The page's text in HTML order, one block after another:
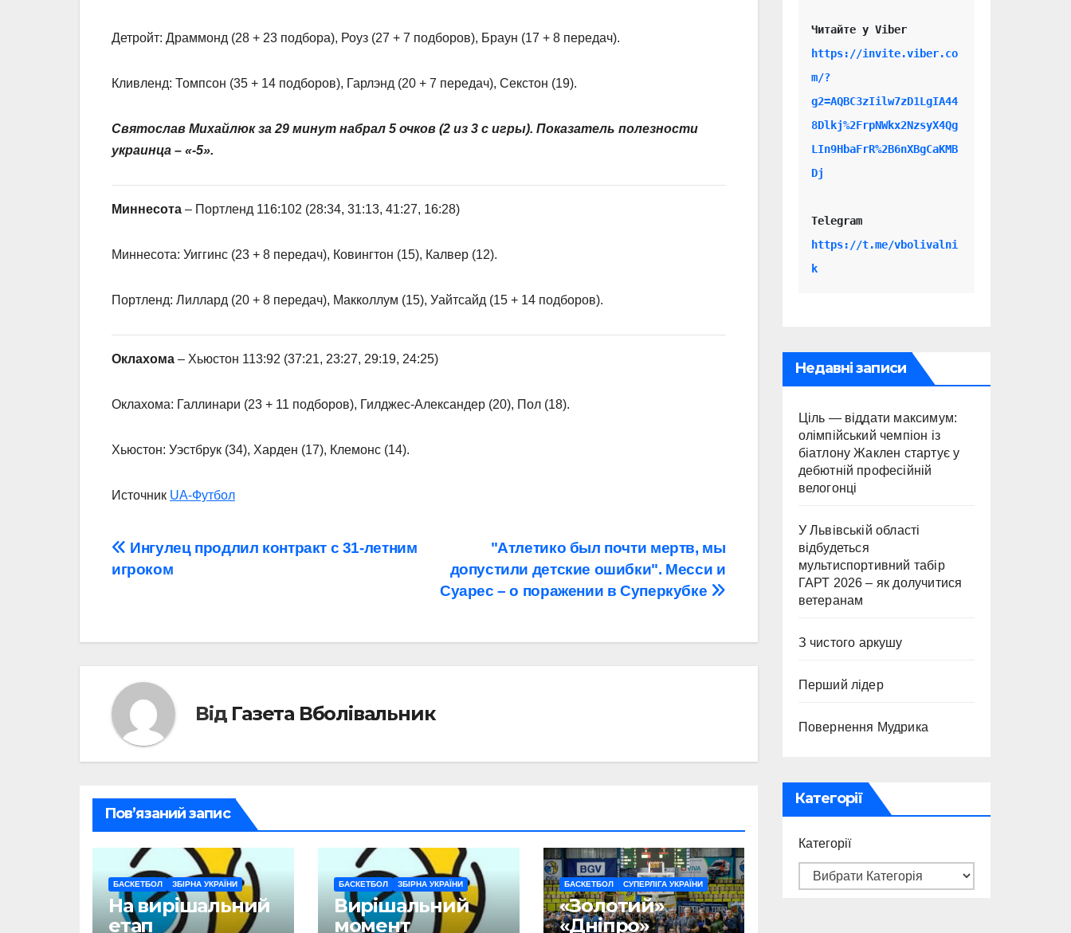
Детройт: Драммонд (28 + 23 подбора), Роуз (27 + 7 подборов), Браун (17 + 8 передач).
Кливленд: Томпсон (35 + 14 подборов), Гарлэнд (20 + 7 передач), Секстон (19).
Святослав Михайлюк за 29 минут набрал 5 очков (2 из 3 с игры). Показатель полезности
украинца – «-5».
Миннесота – Портленд 116:102 (28:34, 31:13, 41:27, 16:28)
Миннесота: Уиггинс (23 + 8 передач), Ковингтон (15), Калвер (12).
Портленд: Лиллард (20 + 8 передач), Макколлум (15), Уайтсайд (15 + 14 подборов).
Оклахома – Хьюстон 113:92 (37:21, 23:27, 29:19, 24:25)
Оклахома: Галлинари (23 + 11 подборов), Гилджес-Александер (20), Пол (18).
Хьюстон: Уэстбрук (34), Харден (17), Клемонс (14).
Источник UA-Футбол
Навігація
записів
"Атлетико был почти мертв, мы
допустили детские ошибки". Месси и
Суарес – о поражении в Суперкубке
Ингулец продлил контракт с 31-летним
игроком
Від Газета Вболівальник
Пов’язаний запис
БАСКЕТБОЛ ЗБІРНА УКРАЇНИ
На вирішальний
етап
БАСКЕТБОЛ ЗБІРНА УКРАЇНИ
Вирішальний
момент
БАСКЕТБОЛ СУПЕРЛІГА УКРАЇНИ
«Золотий»
«Дніпро»
Читайте у Viber
https://invite.viber.co
m/?
g2=AQBC3zIilw7zD1LgIA44
8Dlkj%2FrpNWkx2NzsyX4Qg
LIn9HbaFrR%2B6nXBgCaKMB
Dj
Telegram
https://t.me/vbolivalni
k
Недавні записи
Ціль — віддати максимум:
олімпійський чемпіон із
біатлону Жаклен стартує у
дебютній професійній
велогонці
У Львівській області
відбудеться
мультиспортивний табір
ГАРТ 2026 – як долучитися
ветеранам
З чистого аркушу
Перший лідер
Повернення Мудрика
Категорії
Категорії